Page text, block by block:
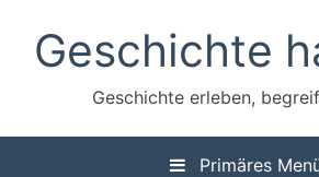
Inhalt
springenGeschichte
Geschichte erleben,
Primäres